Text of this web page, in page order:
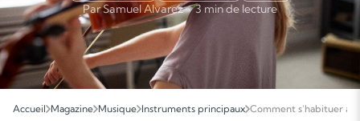
Par Samuel Alvarez · 3 min de lecture
Accueil Magazine Musique Instruments principaux Comment s’habituer à